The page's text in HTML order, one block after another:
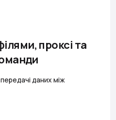
проксі та
даних між